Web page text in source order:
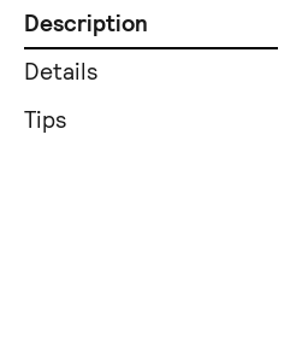
Description
Details
Tips